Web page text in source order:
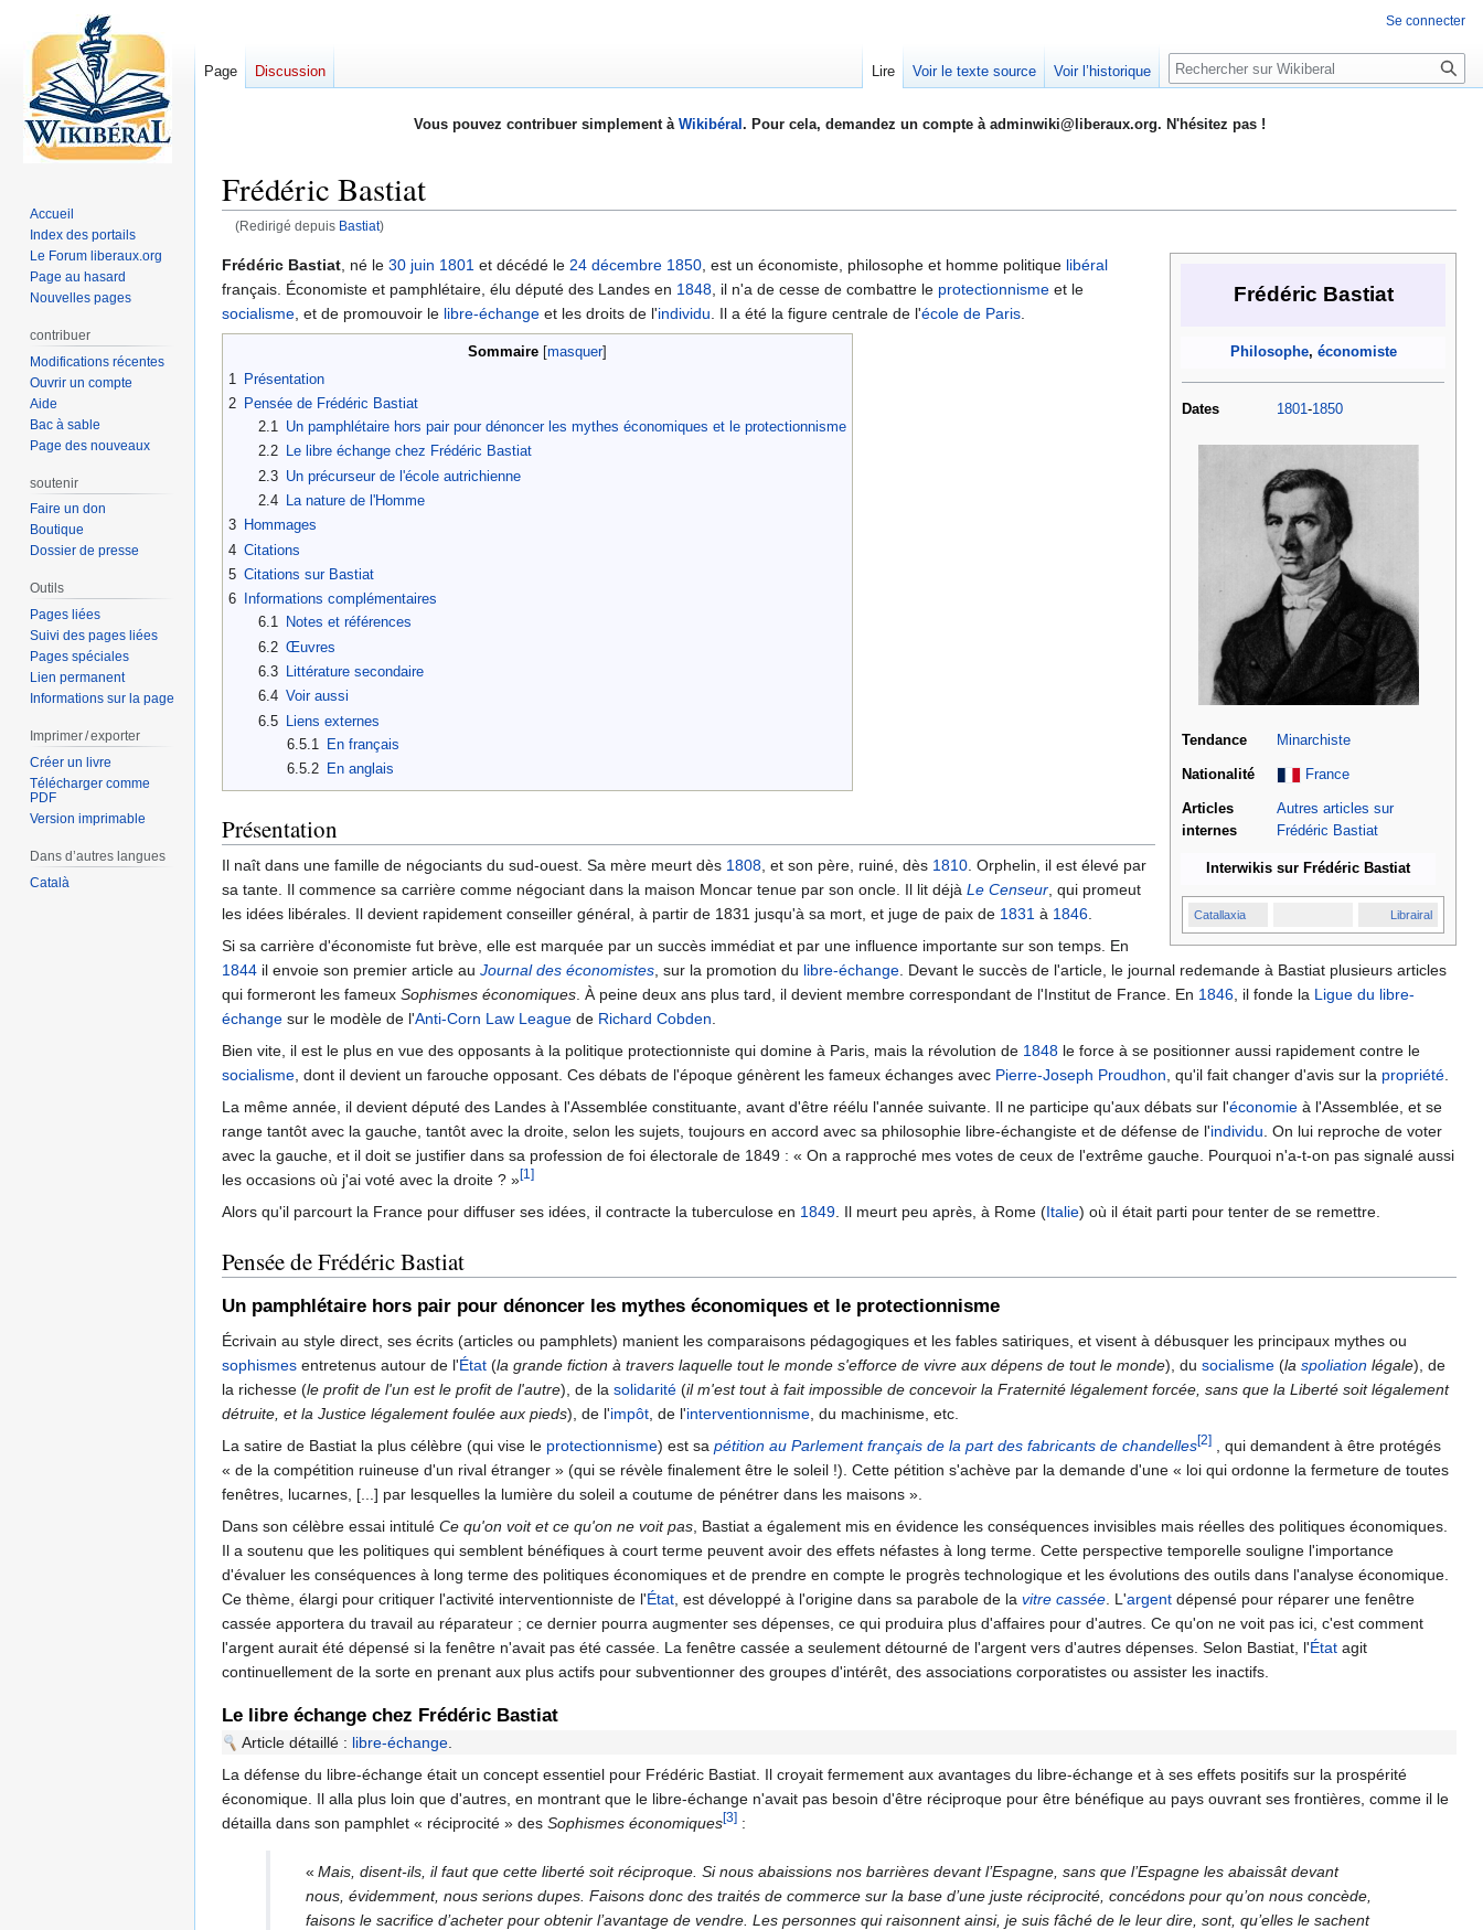
Vous pouvez contribuer simplement à Wikibéral . Pour cela, demandez un compte à adminwiki@liberaux.org. N'hésitez pas !
Frédéric Bastiat
(Redirigé depuis Bastiat)
Aller
à
la
navigation
Aller
à
la
recherche
Frédéric Bastiat
Philosophe, économiste
Dates 1801 -1850
Tendance Minarchiste
Nationalité France
Articles
internes
Autres articles sur
Frédéric Bastiat
Interwikis sur Frédéric Bastiat
Catallaxia Librairal
Frédéric Bastiat , né le 30 juin 1801 et décédé le 24 décembre 1850 , est un économiste, philosophe et homme politique libéral
français. Économiste et pamphlétaire, élu député des Landes en 1848 , il n'a de cesse de combattre le protectionnisme et le
socialisme , et de promouvoir le libre-échange et les droits de l'individu . Il a été la figure centrale de l'école de Paris
Sommaire
1
Présentation
2 Pensée de Frédéric Bastiat
2.1
Un pamphlétaire hors pair pour dénoncer les mythes économiques et le protectionnisme
2.2
Le libre échange chez Frédéric Bastiat
2.3 Un précurseur de l'école autrichienne
2.4
La nature de l'Homme
3 Hommages
4 Citations
5 Citations sur Bastiat
6
Informations complémentaires
6.1
Notes et références
6.2 Œuvres
6.3
Littérature secondaire
6.4 Voir aussi
6.5 Liens externes
6.5.1
En français
6.5.2 En anglais
Présentation
Il naît dans une famille de négociants du sud-ouest. Sa mère meurt dès 1808 , et son père, ruiné, dès 1810 . Orphelin, il est élevé par
sa tante. Il commence sa carrière comme négociant dans la maison Moncar tenue par son oncle. Il lit déjà Le Censeur , qui promeut
les idées libérales. Il devient rapidement conseiller général, à partir de 1831 jusqu'à sa mort, et juge de paix de 1831 à 1846
Si sa carrière d'économiste fut brève, elle est marquée par un succès immédiat et par une influence importante sur son temps. En
1844 il envoie son premier article au Journal des économistes , sur la promotion du libre-échange . Devant le succès de l'article, le journal redemande à Bastiat plusieurs articles
qui formeront les fameux Sophismes économiques . À peine deux ans plus tard, il devient membre correspondant de l'Institut de France. En 1846 , il fonde la Ligue du libre-
échange sur le modèle de l'Anti-Corn Law League de Richard Cobden
Bien vite, il est le plus en vue des opposants à la politique protectionniste qui domine à Paris, mais la révolution de 1848 le force à se positionner aussi rapidement contre le
socialisme , dont il devient un farouche opposant. Ces débats de l'époque génèrent les fameux échanges avec Pierre-Joseph Proudhon , qu'il fait changer d'avis sur la propriété
La même année, il devient député des Landes à l'Assemblée constituante, avant d'être réélu l'année suivante. Il ne participe qu'aux débats sur l'économie à l'Assemblée, et se
range tantôt avec la gauche, tantôt avec la droite, selon les sujets, toujours en accord avec sa philosophie libre-échangiste et de défense de l'individu . On lui reproche de voter
avec la gauche, et il doit se justifier dans sa profession de foi électorale de 1849 : « On a rapproché mes votes de ceux de l'extrême gauche. Pourquoi n'a-t-on pas signalé aussi
les occasions où j'ai voté avec la droite ? »[1]
Alors qu'il parcourt la France pour diffuser ses idées, il contracte la tuberculose en 1849 . Il meurt peu après, à Rome (Italie) où il était parti pour tenter de se remettre.
Pensée de Frédéric Bastiat
Un pamphlétaire hors pair pour dénoncer les mythes économiques et le protectionnisme
Écrivain au style direct, ses écrits (articles ou pamphlets) manient les comparaisons pédagogiques et les fables satiriques, et visent à débusquer les principaux mythes ou
sophismes entretenus autour de l'État (la grande fiction à travers laquelle tout le monde s'efforce de vivre aux dépens de tout le monde), du socialisme (la spoliation légale), de
la richesse (le profit de l'un est le profit de l'autre), de la solidarité (il m'est tout à fait impossible de concevoir la Fraternité légalement forcée, sans que la Liberté soit légalement
détruite, et la Justice légalement foulée aux pieds), de l'impôt, de l'interventionnisme, du machinisme, etc.
La satire de Bastiat la plus célèbre (qui vise le protectionnisme) est sa pétition au Parlement français de la part des fabricants de chandelles[2] , qui demandent à être protégés
« de la compétition ruineuse d'un rival étranger » (qui se révèle finalement être le soleil !). Cette pétition s'achève par la demande d'une « loi qui ordonne la fermeture de toutes
fenêtres, lucarnes, [...] par lesquelles la lumière du soleil a coutume de pénétrer dans les maisons ».
Dans son célèbre essai intitulé Ce qu'on voit et ce qu'on ne voit pas, Bastiat a également mis en évidence les conséquences invisibles mais réelles des politiques économiques.
Il a soutenu que les politiques qui semblent bénéfiques à court terme peuvent avoir des effets néfastes à long terme. Cette perspective temporelle souligne l'importance
d'évaluer les conséquences à long terme des politiques économiques et de prendre en compte le progrès technologique et les évolutions des outils dans l'analyse économique.
Ce thème, élargi pour critiquer l'activité interventionniste de l'État, est développé à l'origine dans sa parabole de la vitre cassée. L'argent dépensé pour réparer une fenêtre
cassée apportera du travail au réparateur ; ce dernier pourra augmenter ses dépenses, ce qui produira plus d'affaires pour d'autres. Ce qu'on ne voit pas ici, c'est comment
l'argent aurait été dépensé si la fenêtre n'avait pas été cassée. La fenêtre cassée a seulement détourné de l'argent vers d'autres dépenses. Selon Bastiat, l'État agit
continuellement de la sorte en prenant aux plus actifs pour subventionner des groupes d'intérêt, des associations corporatistes ou assister les inactifs.
Le libre échange chez Frédéric Bastiat
Article détaillé : libre-échange
La défense du libre-échange était un concept essentiel pour Frédéric Bastiat. Il croyait fermement aux avantages du libre-échange et à ses effets positifs sur la prospérité
économique. Il alla plus loin que d'autres, en montrant que le libre-échange n'avait pas besoin d'être réciproque pour être bénéfique au pays ouvrant ses frontières, comme il le
détailla dans son pamphlet « réciprocité » des Sophismes économiques[3] :
« Mais, disent-ils, il faut que cette liberté soit réciproque. Si nous abaissions nos barrières devant l’Espagne, sans que l’Espagne les abaissât devant
nous, évidemment, nous serions dupes. Faisons donc des traités de commerce sur la base d’une juste réciprocité, concédons pour qu’on nous concède,
faisons le sacrifice d’acheter pour obtenir l’avantage de vendre. Les personnes qui raisonnent ainsi, je suis fâché de le leur dire, sont, qu’elles le sachent
Se connecter
Page Discussion Lire Voir le texte source Voir l’historique Rechercher
Accueil
Index des portails
Le Forum liberaux.org
Page au hasard
Nouvelles pages
contribuer
Modifications récentes
Ouvrir un compte
Aide
Bac à sable
Page des nouveaux
soutenir
Faire un don
Boutique
Dossier de presse
Outils
Pages liées
Suivi des pages liées
Pages spéciales
Lien permanent
Informations sur la page
Imprimer / exporter
Créer un livre
Télécharger comme
PDF
Version imprimable
Dans d’autres langues
Català